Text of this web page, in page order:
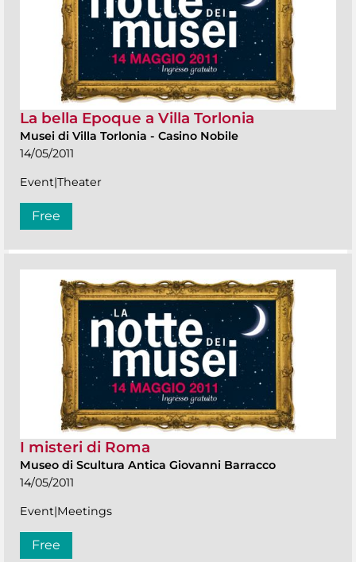
La bella Epoque a Villa Torlonia
Musei di Villa Torlonia - Casino Nobile
14/05/2011
Event|Theater
Free
I misteri di Roma
Museo di Scultura Antica Giovanni Barracco
14/05/2011
Event|Meetings
Free